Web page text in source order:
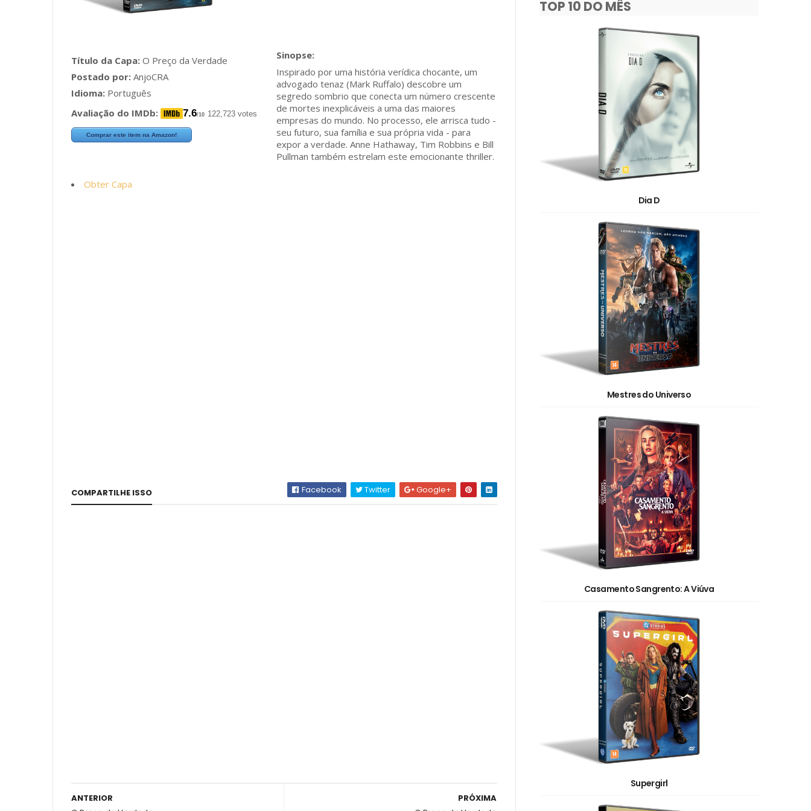
Título da Capa: O Preço da Verdade
Postado por: AnjoCRA
Idioma: Português
Avaliação do IMDb:
7.6/10 122,723 votes
Comprar este item na Amazon!
Inspirado por uma história verídica chocante, um
advogado tenaz (Mark Ruffalo) descobre um
segredo sombrio que conecta um número crescente
de mortes inexplicáveis a uma das maiores
empresas do mundo. No processo, ele arrisca tudo -
seu futuro, sua família e sua própria vida - para
expor a verdade. Anne Hathaway, Tim Robbins e Bill
Pullman também estrelam este emocionante thriller.
Obter Capa
COMPARTILHE ISSO Facebook Twitter Google+
PRÓXIMA
ANTERIOR
TOP 10 DO MÊS
Dia D
Mestres do Universo
Casamento Sangrento: A Viúva
Supergirl